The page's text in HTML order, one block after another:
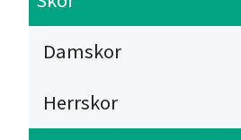
Damskor
Herrskor